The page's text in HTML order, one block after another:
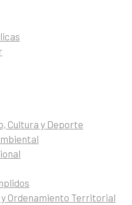
Cultura y Deporte
Ordenamiento Territorial